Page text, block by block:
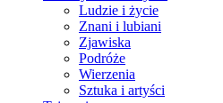
Ludzie i życie
Znani i lubiani
Zjawiska
Podróże
Wierzenia
Sztuka i artyści